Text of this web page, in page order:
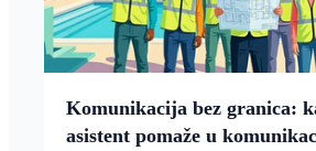
Komunikacija bez granica:
asistent pomaže u